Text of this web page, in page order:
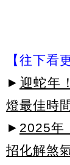
【往下看
► 迎蛇年
燈最佳時間
► 2025年
招化解煞